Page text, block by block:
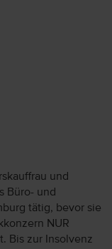
und
Büro- und
tätig, bevor sie
NUR
Bis zur Insolvenz